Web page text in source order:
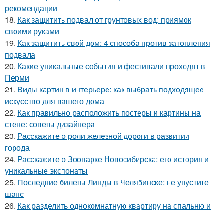
рекомендации
18. Как защитить подвал от грунтовых вод: приямок
своими руками
19. Как защитить свой дом: 4 способа против затопления
подвала
20. Какие уникальные события и фестивали проходят в
Перми
21. Виды картин в интерьере: как выбрать подходящее
искусство для вашего дома
22. Как правильно расположить постеры и картины на
стене: советы дизайнера
23. Расскажите о роли железной дороги в развитии
города
24. Расскажите о Зоопарке Новосибирска: его история и
уникальные экспонаты
25. Последние билеты Линды в Челябинске: не упустите
шанс
26. Как разделить однокомнатную квартиру на спальню и